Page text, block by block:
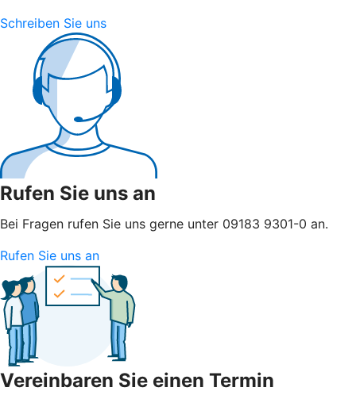
Schreiben Sie uns
Rufen Sie uns an
Bei Fragen rufen Sie uns gerne unter 09183 9301-0 an.
Rufen Sie uns an
Vereinbaren Sie einen Termin